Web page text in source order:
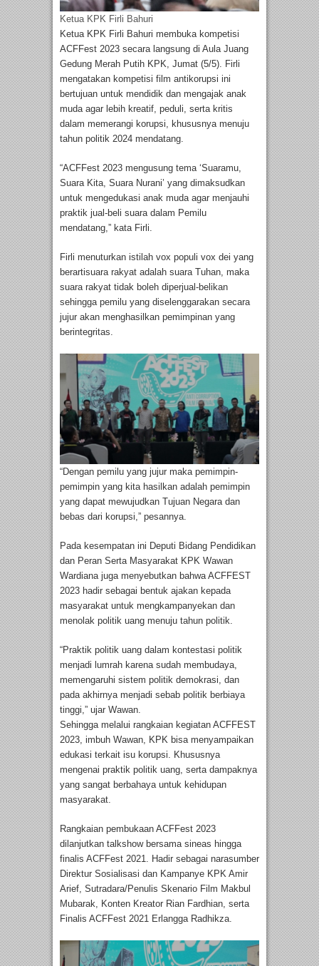
Ketua KPK Firli Bahuri
Ketua KPK Firli Bahuri membuka kompetisi
ACFFest 2023 secara langsung di Aula Juang
Gedung Merah Putih KPK, Jumat (5/5). Firli
mengatakan kompetisi film antikorupsi ini
bertujuan untuk mendidik dan mengajak anak
muda agar lebih kreatif, peduli, serta kritis
dalam memerangi korupsi, khususnya menuju
tahun politik 2024 mendatang.
“ACFFest 2023 mengusung tema ‘Suaramu,
Suara Kita, Suara Nurani’ yang dimaksudkan
untuk mengedukasi anak muda agar menjauhi
praktik jual-beli suara dalam Pemilu
mendatang,” kata Firli.
Firli menuturkan istilah vox populi vox dei yang
berartisuara rakyat adalah suara Tuhan, maka
suara rakyat tidak boleh diperjual-belikan
sehingga pemilu yang diselenggarakan secara
jujur akan menghasilkan pemimpinan yang
berintegritas.
“Dengan pemilu yang jujur maka pemimpin-
pemimpin yang kita hasilkan adalah pemimpin
yang dapat mewujudkan Tujuan Negara dan
bebas dari korupsi,” pesannya.
Pada kesempatan ini Deputi Bidang Pendidikan
dan Peran Serta Masyarakat KPK Wawan
Wardiana juga menyebutkan bahwa ACFFEST
2023 hadir sebagai bentuk ajakan kepada
masyarakat untuk mengkampanyekan dan
menolak politik uang menuju tahun politik.
“Praktik politik uang dalam kontestasi politik
menjadi lumrah karena sudah membudaya,
memengaruhi sistem politik demokrasi, dan
pada akhirnya menjadi sebab politik berbiaya
tinggi,” ujar Wawan.
Sehingga melalui rangkaian kegiatan ACFFEST
2023, imbuh Wawan, KPK bisa menyampaikan
edukasi terkait isu korupsi. Khususnya
mengenai praktik politik uang, serta dampaknya
yang sangat berbahaya untuk kehidupan
masyarakat.
Rangkaian pembukaan ACFFest 2023
dilanjutkan talkshow bersama sineas hingga
finalis ACFFest 2021. Hadir sebagai narasumber
Direktur Sosialisasi dan Kampanye KPK Amir
Arief, Sutradara/Penulis Skenario Film Makbul
Mubarak, Konten Kreator Rian Fardhian, serta
Finalis ACFFest 2021 Erlangga Radhikza.